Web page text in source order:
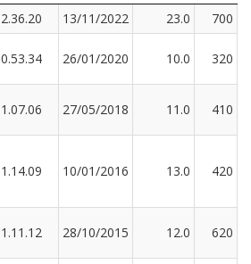
2.36.20 13/11/2022 23.0
700
0.53.34 26/01/2020 10.0 320
1.07.06 27/05/2018 11.0 410
1.14.09 10/01/2016 13.0 420
1.11.12 28/10/2015 12.0 620